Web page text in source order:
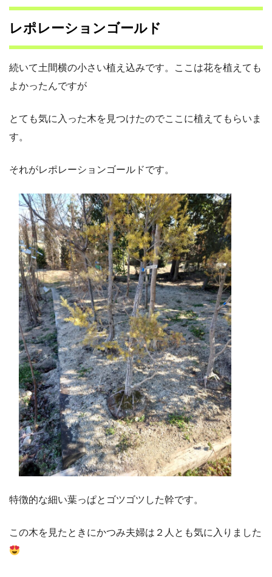
レポレーションゴールド
続いて土間横の小さい植え込みです。ここは花を植えても
よかったんですが
とても気に入った木を見つけたのでここに植えてもらいま
す。
それがレポレーションゴールドです。
特徴的な細い葉っぱとゴツゴツした幹です。
この木を見たときにかつみ夫婦は２人とも気に入りました